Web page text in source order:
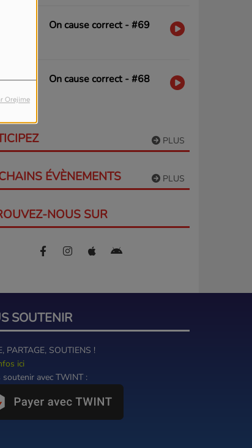
Orejime
On cause correct - #69
On cause correct - #68
PLUS
PLUS
ÉVÈNEMENTS
NOUS SUR
SOUTENIR
PARTAGE, SOUTIENS !
ici
avec TWINT :